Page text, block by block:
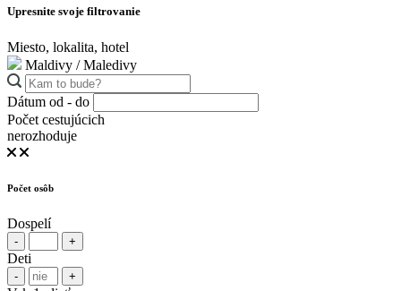
Upresnite svoje filtrovanie
Miesto, lokalita, hotel
Maldivy / Maledivy
Dátum od - do
Počet cestujúcich
nerozhoduje
Počet osôb
Dospelí
- +
Deti
- +